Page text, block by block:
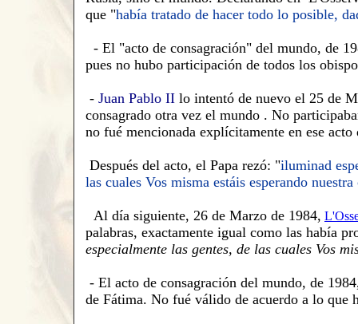
que "había tratado de hacer todo lo posible,
- El "acto de consagración" del mundo, de
pues no hubo participación de todos los
- Juan Pablo II lo intentó de nuevo el 25 de
consagrado otra vez el mundo . No
no fué mencionada explícitamente en ese acto
Después del acto, el Papa rezó: "iluminad
las cuales Vos misma estáis esperando
Al día siguiente, 26 de Marzo de 1984,
palabras, exactamente igual como las había
especialmente las gentes, de las cuales Vos
- El acto de consagración del mundo, de
de Fátima. No fué válido de acuerdo a lo que